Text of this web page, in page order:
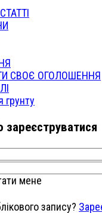
СВОЄ ОГОЛОШЕННЯ
грунту
зареєструватися
мене
запису?